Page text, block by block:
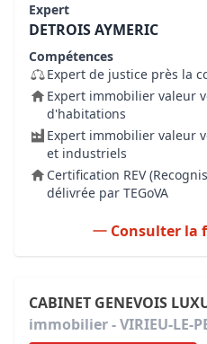
Expert
DETROIS AYMERIC
Compétences
Expert de justice près la
Expert immobilier valeur
d'habitations
Expert immobilier valeur
et industriels
Certification REV
délivrée par TEGoVA
Consulter la
CABINET GENEVOIS
immobilier - VIRIEU-LE-